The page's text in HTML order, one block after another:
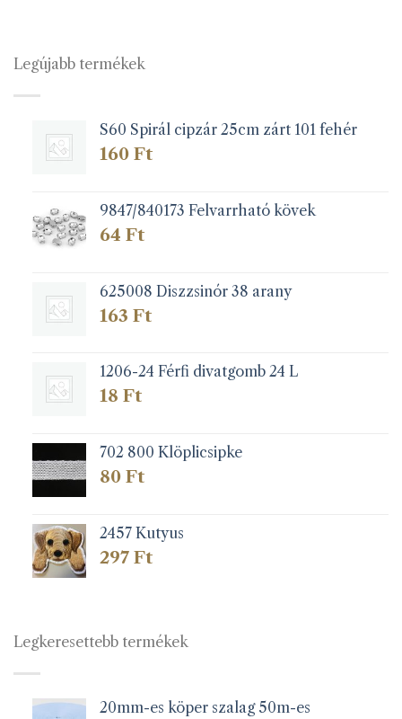
van.
A
termékoldalon
választhatók
Legújabb termékek
S60 Spirál cipzár 25cm zárt 101 fehér
160 Ft
9847/840173 Felvarrható kövek
64 Ft
625008 Diszzsinór 38 arany
163 Ft
1206-24 Férfi divatgomb 24 L
18 Ft
702 800 Klöplicsipke
80 Ft
2457 Kutyus
297 Ft
Legkeresettebb termékek
20mm-es köper szalag 50m-es